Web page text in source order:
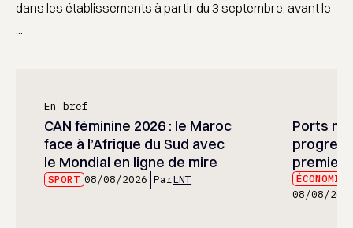
dans les établissements à partir du 3 septembre, avant le
En bref
CAN féminine 2026 : le Maroc
face à l’Afrique du Sud avec
le Mondial en ligne de mire
SPORT 08/08/2026 ParLNT
Ports
premier
08/08/